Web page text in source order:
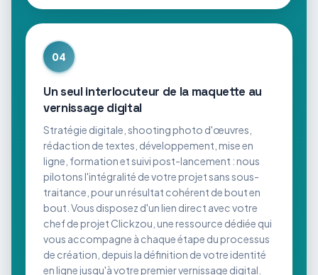
04
Un seul interlocuteur de la maquette au
vernissage digital
Stratégie digitale, shooting photo d'œuvres,
rédaction de textes, développement, mise en
ligne, formation et suivi post-lancement : nous
pilotons l'intégralité de votre projet sans sous-
traitance, pour un résultat cohérent de bout en
bout. Vous disposez d'un lien direct avec votre
chef de projet Clickzou, une ressource dédiée qui
vous accompagne à chaque étape du processus
de création, depuis la définition de votre identité
en ligne jusqu'à votre premier vernissage digital.